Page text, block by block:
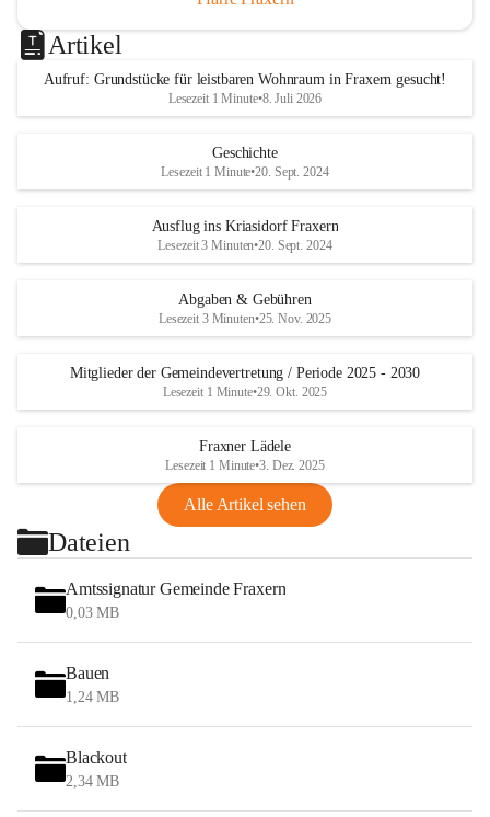
Artikel
Aufruf: Grundstücke für leistbaren Wohnraum in Fraxern gesucht!
Lesezeit 1 Minute•8. Juli 2026
Geschichte
Lesezeit 1 Minute•20. Sept. 2024
Ausflug ins Kriasidorf Fraxern
Lesezeit 3 Minuten•20. Sept. 2024
Abgaben & Gebühren
Lesezeit 3 Minuten•25. Nov. 2025
Mitglieder der Gemeindevertretung / Periode 2025 - 2030
Lesezeit 1 Minute•29. Okt. 2025
Fraxner Lädele
Lesezeit 1 Minute•3. Dez. 2025
Alle Artikel sehen
Dateien
Amtssignatur Gemeinde Fraxern
0,03 MB
Bauen
1,24 MB
Blackout
2,34 MB